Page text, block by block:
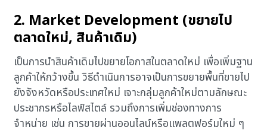
2. Market Development (ขยายไป
ตลาดใหม่, สินค้าเดิม)
เป็นการนำสินค้าเดิมไปขยายโอกาสในตลาดใหม่ เพื่อเพิ่มฐาน
ลูกค้าให้กว้างขึ้น วิธีดำเนินการอาจเป็นการขยายพื้นที่ขายไป
ยังจังหวัดหรือประเทศใหม่ เจาะกลุ่มลูกค้าใหม่ตามลักษณะ
ประชากรหรือไลฟ์สไตล์ รวมถึงการเพิ่มช่องทางการ
จำหน่าย เช่น การขายผ่านออนไลน์หรือแพลตฟอร์มใหม่ ๆ